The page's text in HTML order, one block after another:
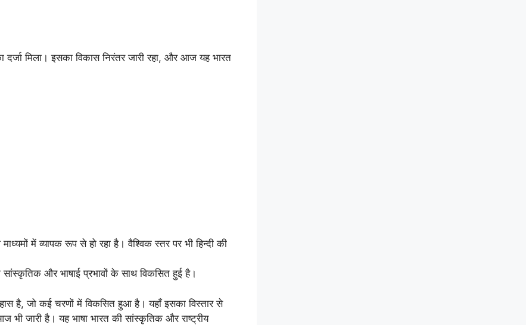
दर्जा मिला। इसका विकास निरंतर जारी रहा, और आज यह भारत
में व्यापक रूप से हो रहा है। वैश्विक स्तर पर भी हिन्दी की
सांस्कृतिक और भाषाई प्रभावों के साथ विकसित हुई है।
है, जो कई चरणों में विकसित हुआ है। यहाँ इसका विस्तार से
भी जारी है। यह भाषा भारत की सांस्कृतिक और राष्ट्रीय